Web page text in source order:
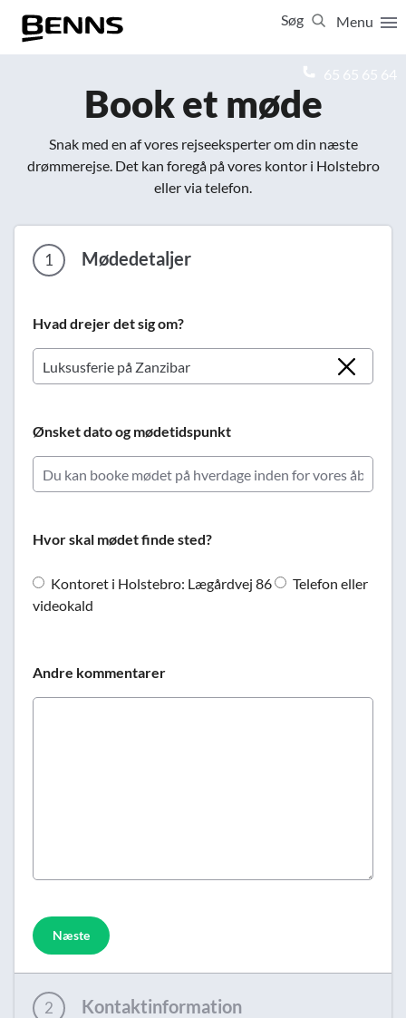
Menu
Søg
65 65 65 64
Book et møde
Snak med en af vores rejseeksperter om din næste
drømmerejse. Det kan foregå på vores kontor i Holstebro
eller via telefon.
1 Mødedetaljer
Hvad drejer det sig om?
Ønsket dato og mødetidspunkt
Hvor skal mødet finde sted?
Kontoret i Holstebro: Lægårdvej 86
Telefon eller
videokald
Andre kommentarer
Næste
2 Kontaktinformation
Luk
Firma- og temarejser